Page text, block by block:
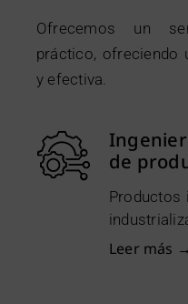
Ofrecemos un
práctico, ofreciendo
y efectiva.
de
Productos
Leer más →